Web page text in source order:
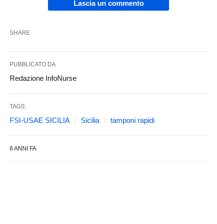
Lascia un commento
SHARE
PUBBLICATO DA
Redazione InfoNurse
TAGS:
FSI-USAE SICILIA Sicilia tamponi rapidi
6 ANNI FA